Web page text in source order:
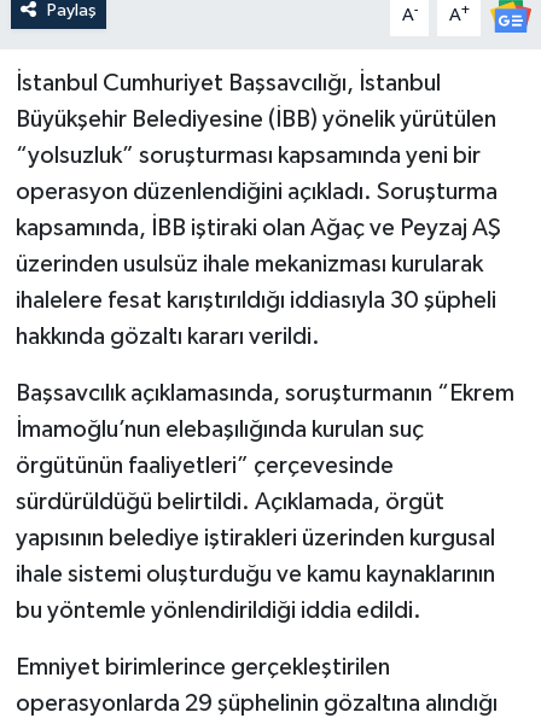
Paylaş A- A+
İstanbul Cumhuriyet Başsavcılığı, İstanbul
Büyükşehir Belediyesine (İBB) yönelik yürütülen
“yolsuzluk” soruşturması kapsamında yeni bir
operasyon düzenlendiğini açıkladı. Soruşturma
kapsamında, İBB iştiraki olan Ağaç ve Peyzaj AŞ
üzerinden usulsüz ihale mekanizması kurularak
ihalelere fesat karıştırıldığı iddiasıyla 30 şüpheli
hakkında gözaltı kararı verildi.
Başsavcılık açıklamasında, soruşturmanın “Ekrem
İmamoğlu’nun elebaşılığında kurulan suç
örgütünün faaliyetleri” çerçevesinde
sürdürüldüğü belirtildi. Açıklamada, örgüt
yapısının belediye iştirakleri üzerinden kurgusal
ihale sistemi oluşturduğu ve kamu kaynaklarının
bu yöntemle yönlendirildiği iddia edildi.
Emniyet birimlerince gerçekleştirilen
operasyonlarda 29 şüphelinin gözaltına alındığı